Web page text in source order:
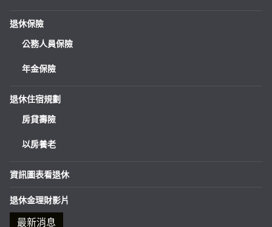
退休保險
公務人員保險
年金保險
退休住宿規劃
房貸壽險
以房養老
資訊圖表看退休
退休金理財影片
最新消息